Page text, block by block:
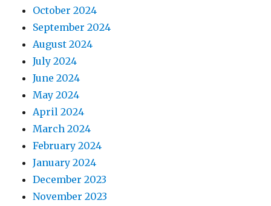
October 2024
September 2024
August 2024
July 2024
June 2024
May 2024
April 2024
March 2024
February 2024
January 2024
December 2023
November 2023